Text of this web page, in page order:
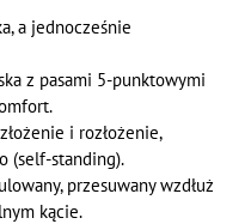
a jednocześnie
z pasami 5-punktowymi
i rozłożenie,
(self-standing).
przesuwany wzdłuż
kącie.